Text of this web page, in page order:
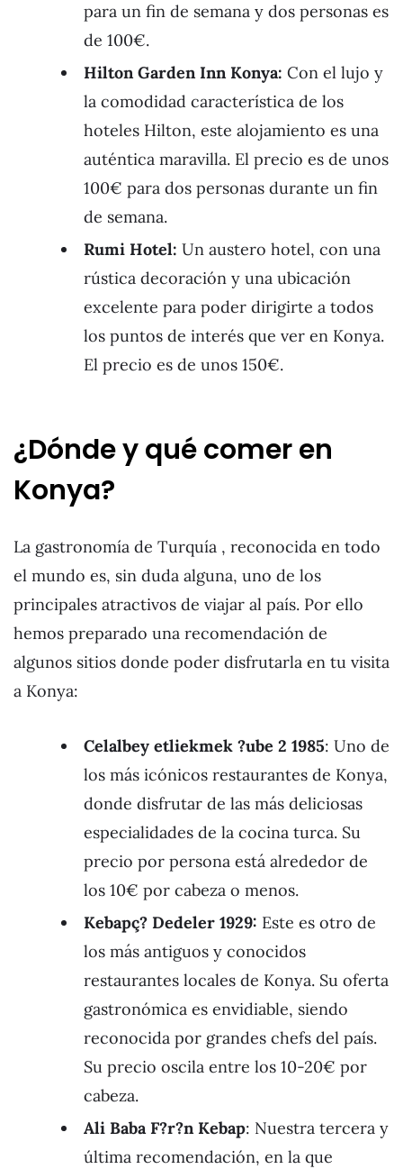
para un fin de semana y dos personas es
de 100€.
Hilton Garden Inn Konya: Con el lujo y
la comodidad característica de los
hoteles Hilton, este alojamiento es una
auténtica maravilla. El precio es de unos
100€ para dos personas durante un fin
de semana.
Rumi Hotel: Un austero hotel, con una
rústica decoración y una ubicación
excelente para poder dirigirte a todos
los puntos de interés que ver en Konya.
El precio es de unos 150€.
¿Dónde y qué comer en
Konya?
La gastronomía de Turquía , reconocida en todo
el mundo es, sin duda alguna, uno de los
principales atractivos de viajar al país. Por ello
hemos preparado una recomendación de
algunos sitios donde poder disfrutarla en tu visita
a Konya:
Celalbey etliekmek ?ube 2 1985: Uno de
los más icónicos restaurantes de Konya,
donde disfrutar de las más deliciosas
especialidades de la cocina turca. Su
precio por persona está alrededor de
los 10€ por cabeza o menos.
Kebapç? Dedeler 1929: Este es otro de
los más antiguos y conocidos
restaurantes locales de Konya. Su oferta
gastronómica es envidiable, siendo
reconocida por grandes chefs del país.
Su precio oscila entre los 10-20€ por
cabeza.
Ali Baba F?r?n Kebap: Nuestra tercera y
última recomendación, en la que